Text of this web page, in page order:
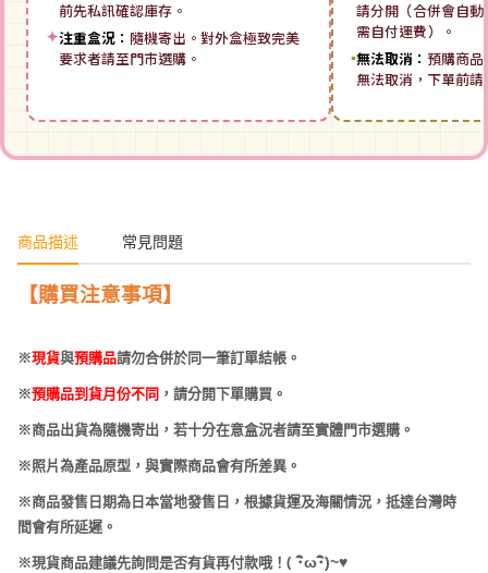
前先私訊確認庫存。
✦注重盒況： 隨機寄出。對外盒極致完美
要求者請至門市選購。
請分開（合併會自
需自付運費）。
▪無法取消： 預購商品
無法取消，下單前
商品描述 常見問題
【購買注意事項】
※現貨與預購品請勿合併於同一筆訂單結帳。
※預購品到貨月份不同 ，請分開下單購買。
※商品出貨為隨機寄出，若十分在意盒況者請至實體門市選購。
※照片為產品原型，與實際商品會有所差異。
※商品發售日期為日本當地發售日，根據貨運及海關情況，抵達台灣時
間會有所延遲。
※現貨商品建議先詢問是否有貨再付款哦！ (･ω･)~♥